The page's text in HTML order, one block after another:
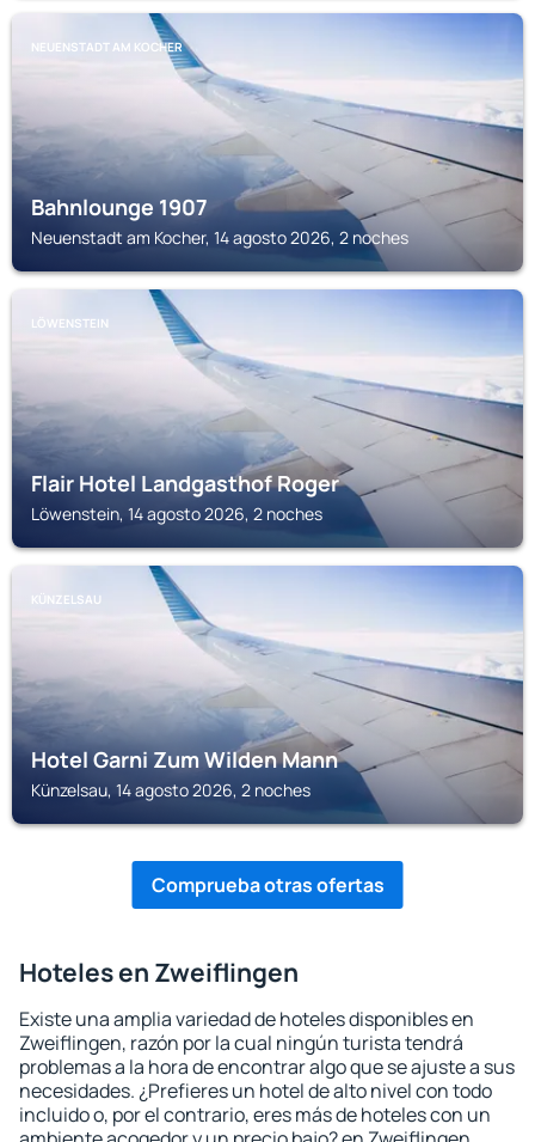
NEUENSTADT AM KOCHER
Bahnlounge 1907
Neuenstadt am Kocher, 14 agosto 2026, 2 noches
LÖWENSTEIN
Flair Hotel Landgasthof Roger
Löwenstein, 14 agosto 2026, 2 noches
KÜNZELSAU
Hotel Garni Zum Wilden Mann
Künzelsau, 14 agosto 2026, 2 noches
Comprueba otras ofertas
Hoteles en Zweiflingen
Existe una amplia variedad de hoteles disponibles en
Zweiflingen, razón por la cual ningún turista tendrá
problemas a la hora de encontrar algo que se ajuste a sus
necesidades. ¿Prefieres un hotel de alto nivel con todo
incluido o, por el contrario, eres más de hoteles con un